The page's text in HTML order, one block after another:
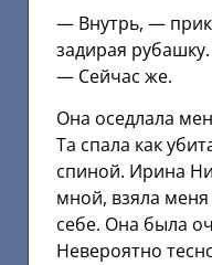
— Внутрь, —
задирая
— Сейчас же.
Она оседлала
Та спала как
спиной. Ирина
мной, взяла
себе. Она была
Невероятно